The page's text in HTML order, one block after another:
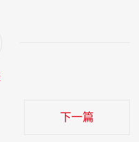
下一篇